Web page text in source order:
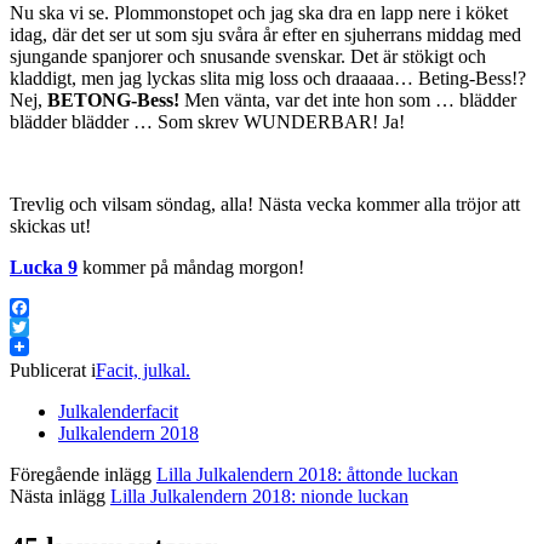
Nu ska vi se. Plommonstopet och jag ska dra en lapp nere i köket
idag, där det ser ut som sju svåra år efter en sjuherrans middag med
sjungande spanjorer och snusande svenskar. Det är stökigt och
kladdigt, men jag lyckas slita mig loss och draaaaa… Beting-Bess!?
Nej, BETONG-Bess! Men vänta, var det inte hon som … blädder
blädder blädder … Som skrev WUNDERBAR! Ja!
Trevlig och vilsam söndag, alla! Nästa vecka kommer alla tröjor att
skickas ut!
Lucka 9 kommer på måndag morgon!
Facebook
Twitter
Publicerat iFacit, julkal.
Julkalenderfacit
Julkalendern 2018
Föregående inlägg Lilla Julkalendern 2018: åttonde luckan
Nästa inlägg Lilla Julkalendern 2018: nionde luckan